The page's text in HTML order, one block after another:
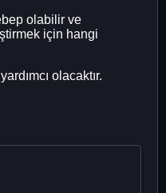
olabilir ve
için hangi
olacaktır.